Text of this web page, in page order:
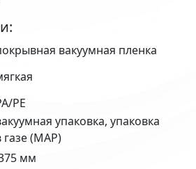
вакуумная пленка
PE
упаковка, упаковка
газе (MAP)
мм